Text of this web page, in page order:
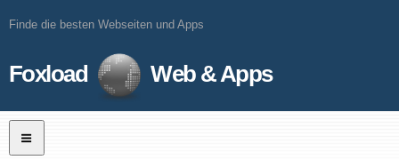
Finde die besten Webseiten und Apps
Foxload Web & Apps